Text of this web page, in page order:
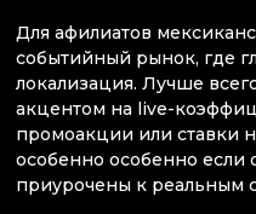
Для афилиатов
событийный рынок, где
локализация. Лучше
акцентом на live-
промоакции или ставки
особенно особенно если
приурочены к реальным